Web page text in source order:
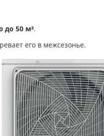
до 50 м².
его в межсезонье.